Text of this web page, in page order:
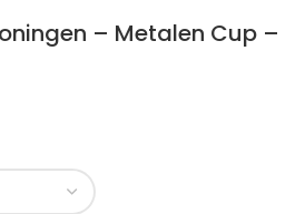
– Metalen Cup –